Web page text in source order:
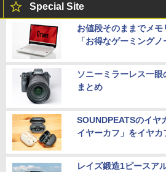
Special Site
お値段そのままでメ
「お得なゲーミングノ
ソニーミラーレス一
まとめ
SOUNDPEATSのイヤ
イヤーカフ」をイヤカ
レイズ鍛造1ピースア